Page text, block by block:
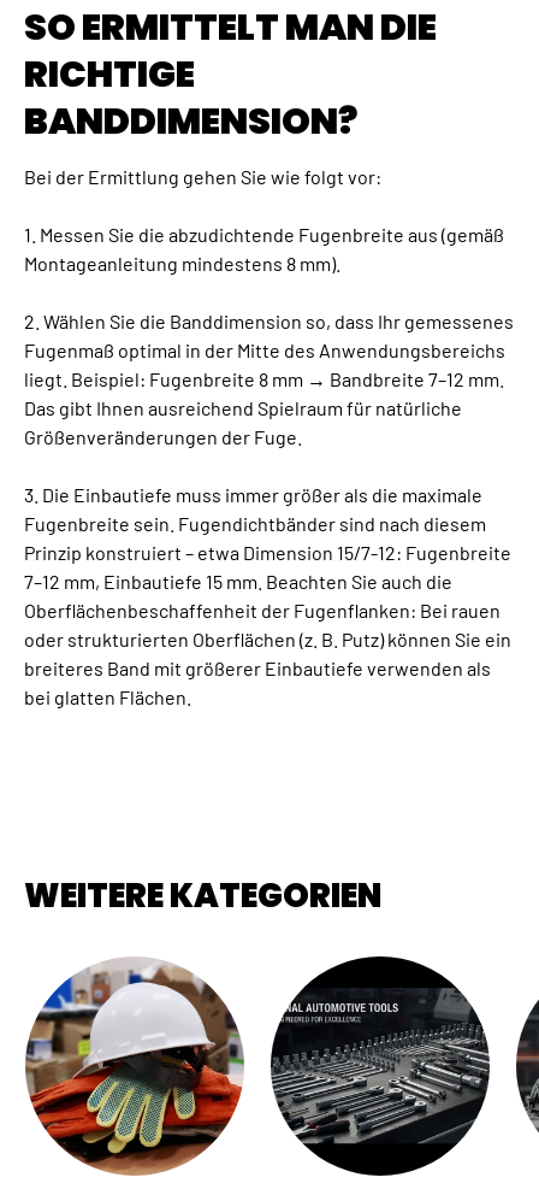
SO ERMITTELT MAN DIE
RICHTIGE
BANDDIMENSION?
Bei der Ermittlung gehen Sie wie folgt vor:
1. Messen Sie die abzudichtende Fugenbreite aus (gemäß
Montageanleitung mindestens 8 mm).
2. Wählen Sie die Banddimension so, dass Ihr gemessenes
Fugenmaß optimal in der Mitte des Anwendungsbereichs
liegt. Beispiel: Fugenbreite 8 mm → Bandbreite 7–12 mm.
Das gibt Ihnen ausreichend Spielraum für natürliche
Größenveränderungen der Fuge.
3. Die Einbautiefe muss immer größer als die maximale
Fugenbreite sein. Fugendichtbänder sind nach diesem
Prinzip konstruiert – etwa Dimension 15/7-12: Fugenbreite
7–12 mm, Einbautiefe 15 mm. Beachten Sie auch die
Oberflächenbeschaffenheit der Fugenflanken: Bei rauen
oder strukturierten Oberflächen (z. B. Putz) können Sie ein
breiteres Band mit größerer Einbautiefe verwenden als
bei glatten Flächen.
WEITERE KATEGORIEN